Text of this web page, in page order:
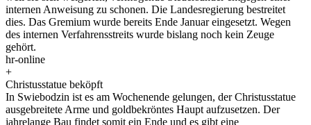
internen Anweisung zu schonen. Die Landesregierung bestreitet
dies. Das Gremium wurde bereits Ende Januar eingesetzt. Wegen
des internen Verfahrensstreits wurde bislang noch kein Zeuge
gehört.
hr-online
+
Christusstatue beköpft
In Swiebodzin ist es am Wochenende gelungen, der Christusstatue
ausgebreitete Arme und goldbekröntes Haupt aufzusetzen. Der
jahrelange Bau findet somit ein Ende und es gibt eine